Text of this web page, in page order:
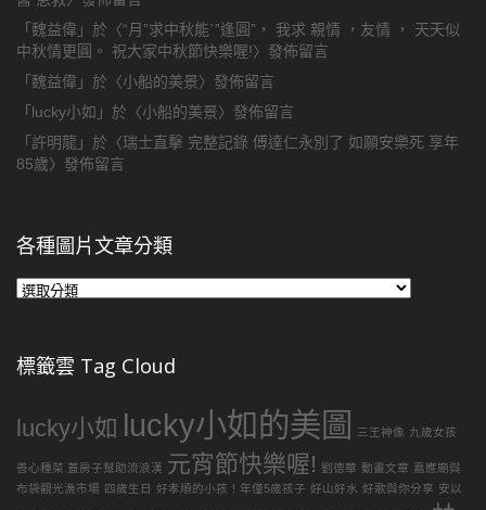
「 魏益偉 」於〈“月”求中秋能`”逢圓”， 我求 親情 ，友情 ， 天天似
中秋情更圓。 祝大家中秋節快樂喔!〉發佈留言
「 魏益偉 」於〈小船的美景〉發佈留言
「 lucky小如 」於〈小船的美景〉發佈留言
「許明龍 」於〈瑞士直擊 完整記錄 傅達仁永別了 如願安樂死 享年
85歲〉發佈留言
各種圖片文章分類
各
片
文
分
類
標籤雲 Tag Cloud
lucky小如 lucky小如的美圖 三王神像 九歲女孩
善心種菜 蓋房子幫助流浪漢 元宵節快樂喔! 劉德華 動畫文章 嘉應廟與
布袋觀光漁市場 四歲生日 好孝順的小孩！年僅5歲孩子 好山好水 好歌與你分享 安以